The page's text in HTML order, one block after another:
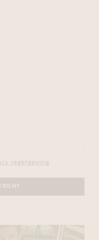
regelgeving